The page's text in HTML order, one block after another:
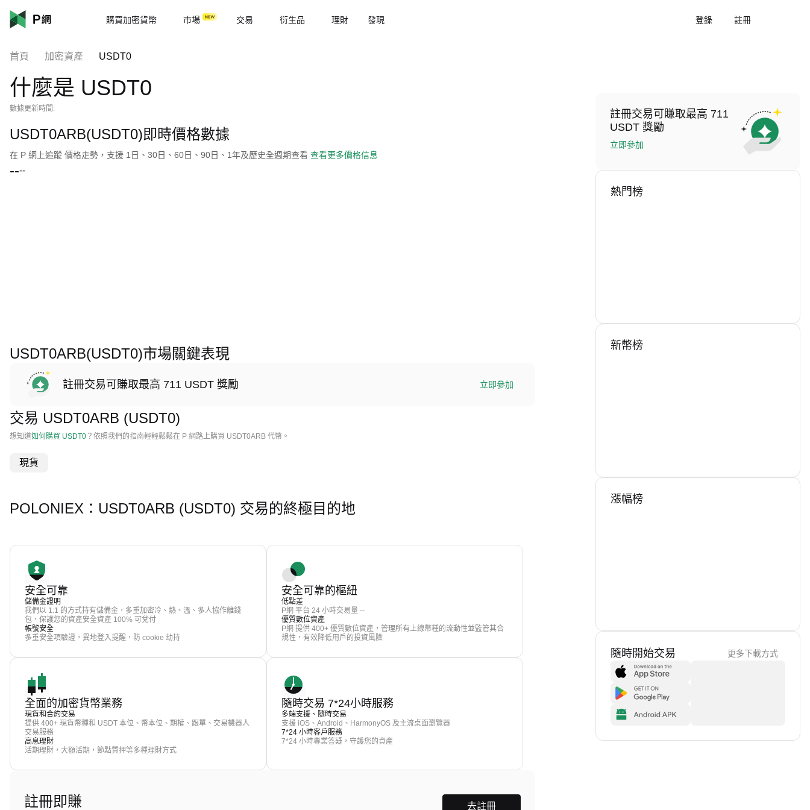
購買加密貨幣 市場 交易 衍生品 理財 發現 登錄 註冊
首頁 加密資產 USDT0
什麼是 USDT0
數據更新時間:
USDT0ARB(USDT0)即時價格數據
在 P 網上追蹤 價格走勢，支援 1日、30日、60日、90日、1年及歷史全週期查看 查看更多價格信息
----
USDT0ARB(USDT0)市場關鍵表現
註冊交易可賺取最高 711 USDT 獎勵 立即參加
交易 USDT0ARB (USDT0)
想知道如何購買 USDT0 ？依照我們的指南輕輕鬆鬆在 P 網路上購買 USDT0ARB 代幣。
現貨
POLONIEX：USDT0ARB (USDT0) 交易的終極目的地
安全可靠
儲備金證明
我們以 1:1 的方式持有儲備金，多重加密冷、熱、溫、多人協作離錢
包，保護您的資產安全資產 100% 可兌付
帳號安全
多重安全項驗證，異地登入提醒，防 cookie 劫持
安全可靠的樞紐
低點差
P網 平台 24 小時交易量 --
優質數位資產
P網 提供 400+ 優質數位資產，管理所有上線幣種的流動性並監管其合
規性，有效降低用戶的投資風險
全面的加密貨幣業務
現貨和合約交易
提供 400+ 現貨幣種和 USDT 本位、幣本位、期權、跟單、交易機器人
交易服務
高息理財
活期理財，大額活期，節點質押等多種理財方式
隨時交易 7*24小時服務
多端支援、隨時交易
支援 iOS、Android、HarmonyOS 及主流桌面瀏覽器
7*24 小時客戶服務
7*24 小時專業答疑，守護您的資產
註冊即賺 去註冊
註冊交易可賺取最高 711
USDT 獎勵
立即參加
熱門榜
新幣榜
漲幅榜
隨時開始交易 更多下載方式